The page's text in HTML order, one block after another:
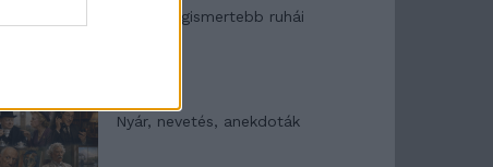
A világ legismertebb ruhái
Nyár, nevetés, anekdoták